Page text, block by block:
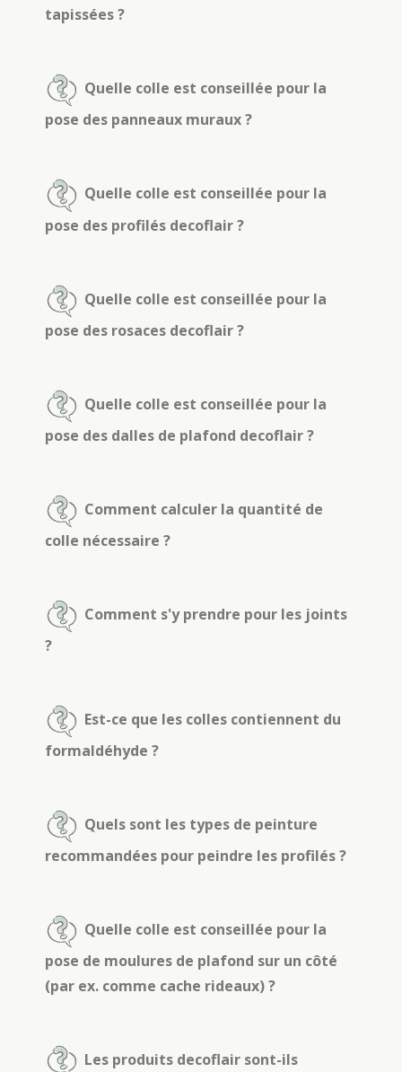
tapissées ?
Quelle colle est conseillée pour la
pose des panneaux muraux ?
Quelle colle est conseillée pour la
pose des profilés decoflair ?
Quelle colle est conseillée pour la
pose des rosaces decoflair ?
Quelle colle est conseillée pour la
pose des dalles de plafond decoflair ?
Comment calculer la quantité de
colle nécessaire ?
Comment s'y prendre pour les joints
?
Est-ce que les colles contiennent du
formaldéhyde ?
Quels sont les types de peinture
recommandées pour peindre les profilés ?
Quelle colle est conseillée pour la
pose de moulures de plafond sur un côté
(par ex. comme cache rideaux) ?
Les produits decoflair sont-ils